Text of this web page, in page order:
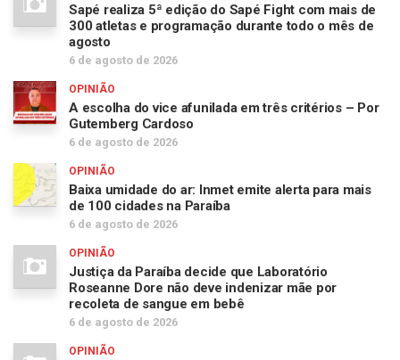
Sapé realiza 5ª edição do Sapé Fight com mais de
300 atletas e programação durante todo o mês de
agosto
6 de agosto de 2026
OPINIÃO
A escolha do vice afunilada em três critérios – Por
Gutemberg Cardoso
6 de agosto de 2026
OPINIÃO
Baixa umidade do ar: Inmet emite alerta para mais
de 100 cidades na Paraíba
6 de agosto de 2026
OPINIÃO
Justiça da Paraíba decide que Laboratório
Roseanne Dore não deve indenizar mãe por
recoleta de sangue em bebê
6 de agosto de 2026
OPINIÃO